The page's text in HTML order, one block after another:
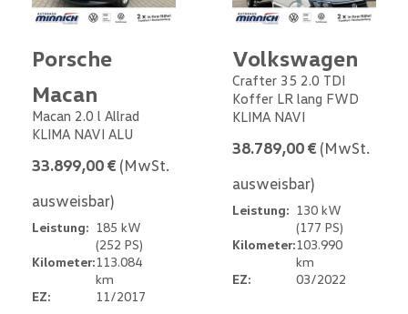
Porsche
Macan
Macan 2.0 l Allrad
KLIMA NAVI ALU
33.899,00 € (MwSt.
ausweisbar)
Leistung: 185 kW
(252 PS)
Kilometer:113.084
km
EZ:
11/2017
Volkswagen
Crafter 35 2.0 TDI
Koffer LR lang FWD
KLIMA NAVI
38.789,00 € (MwSt.
ausweisbar)
Leistung: 130 kW
(177 PS)
Kilometer:103.990
km
EZ:
03/2022